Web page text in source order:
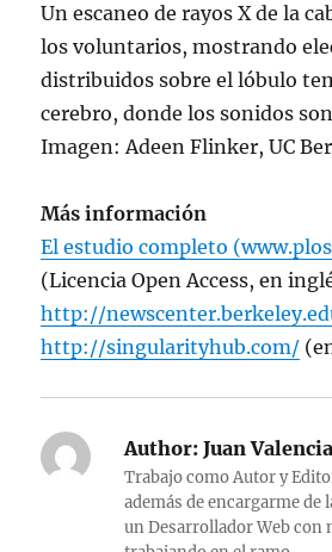
Un escaneo de rayos X de la
los voluntarios, mostrando
distribuidos sobre el lóbulo
cerebro, donde los sonidos
Imagen: Adeen Flinker, UC
Más información
El estudio completo
(Licencia Open Access, en
http://
http://singularityhub.com/
Author: Juan Valencia
Trabajo como Autor y
además de encargarme de
un Desarrollador Web con